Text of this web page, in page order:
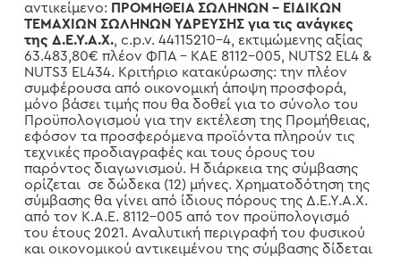
αντικείμενο: ΠΡΟΜΗΘΕΙΑ ΣΩΛΗΝΩΝ – ΕΙΔΙΚΩΝ
ΤΕΜΑΧΙΩΝ ΣΩΛΗΝΩΝ ΥΔΡΕΥΣΗΣ για τις ανάγκες
της Δ.Ε.Υ.Α.Χ., c.p.v. 44115210-4, εκτιμώμενης αξίας
63.483,80€ πλέον ΦΠΑ – ΚΑΕ 8112-005, NUTS2 EL4 &
NUTS3 EL434. Κριτήριο κατακύρωσης: την πλέον
συμφέρουσα από οικονομική άποψη προσφορά,
μόνο βάσει τιμής που θα δοθεί για το σύνολο του
Προϋπολογισμού για την εκτέλεση της Προμήθειας,
εφόσον τα προσφερόμενα προϊόντα πληρούν τις
τεχνικές προδιαγραφές και τους όρους του
παρόντος διαγωνισμού. Η διάρκεια της σύμβασης
ορίζεται σε δώδεκα (12) μήνες. Χρηματοδότηση της
σύμβασης θα γίνει από ίδιους πόρους της Δ.Ε.Υ.Α.Χ.
από τον Κ.Α.Ε. 8112-005 από τον προϋπολογισμό
του έτους 2021. Αναλυτική περιγραφή του φυσικού
και οικονομικού αντικειμένου της σύμβασης δίδεται